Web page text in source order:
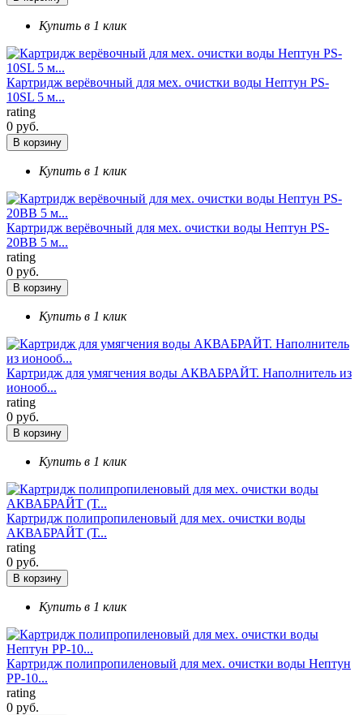
Купить в 1 клик
Картридж верёвочный для мех. очистки воды Нептун PS-
10SL 5 м...
rating
0 руб.
В корзину
Купить в 1 клик
Картридж верёвочный для мех. очистки воды Нептун PS-
20ВВ 5 м...
rating
0 руб.
В корзину
Купить в 1 клик
Картридж для умягчения воды АКВАБРАЙТ. Наполнитель из
ионооб...
rating
0 руб.
В корзину
Купить в 1 клик
Картридж полипропиленовый для мех. очистки воды
АКВАБРАЙТ (Т...
rating
0 руб.
В корзину
Купить в 1 клик
Картридж полипропиленовый для мех. очистки воды Нептун
РР-10...
rating
0 руб.